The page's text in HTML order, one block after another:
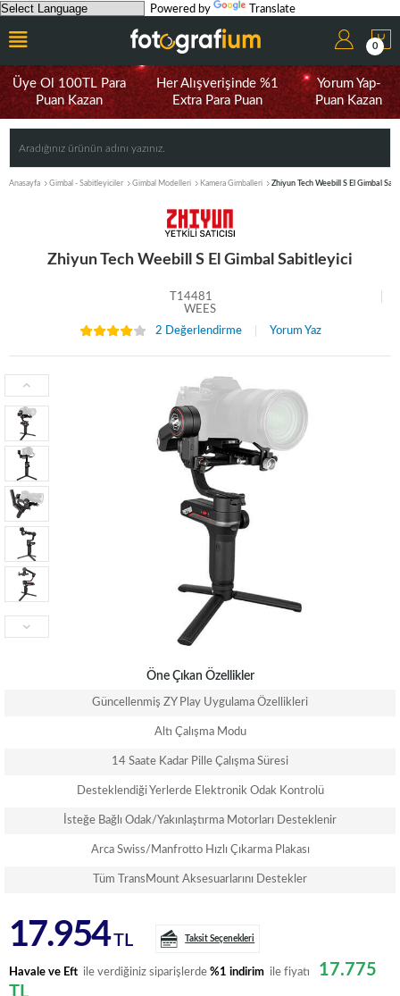
Powered by Translate
0
Üye Ol 100TL Para
Puan Kazan
Her Alışverişinde %1
Extra Para Puan
Yorum Yap-
Puan Kazan
Anasayfa Gimbal - Sabitleyiciler Gimbal Modelleri Kamera Gimballeri Zhiyun Tech Weebill S El Gimbal
Zhiyun Tech Weebill S El Gimbal Sabitleyici
T14481
WEES
2 Değerlendirme
Yorum Yaz
Öne Çıkan Özellikler
Güncellenmiş ZY Play Uygulama Özellikleri
Altı Çalışma Modu
14 Saate Kadar Pille Çalışma Süresi
Desteklendiği Yerlerde Elektronik Odak Kontrolü
İsteğe Bağlı Odak/Yakınlaştırma Motorları Desteklenir
Arca Swiss/Manfrotto Hızlı Çıkarma Plakası
Tüm TransMount Aksesuarlarını Destekler
17.954TL Taksit Seçenekleri
Havale ve Eft ile verdiğiniz siparişlerde %1 indirim ile fiyatı
17.775
TL